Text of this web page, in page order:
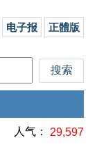
电子报 正體版
人气： 29,597